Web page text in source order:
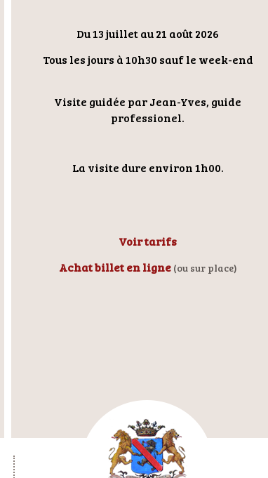
Du 13 juillet au 21 août 2026
Tous les jours à 10h30 sauf le week-end
Visite guidée par Jean-Yves, guide
professionel.
La visite dure environ 1h00.
Voir tarifs
Achat billet en ligne(ou sur place)